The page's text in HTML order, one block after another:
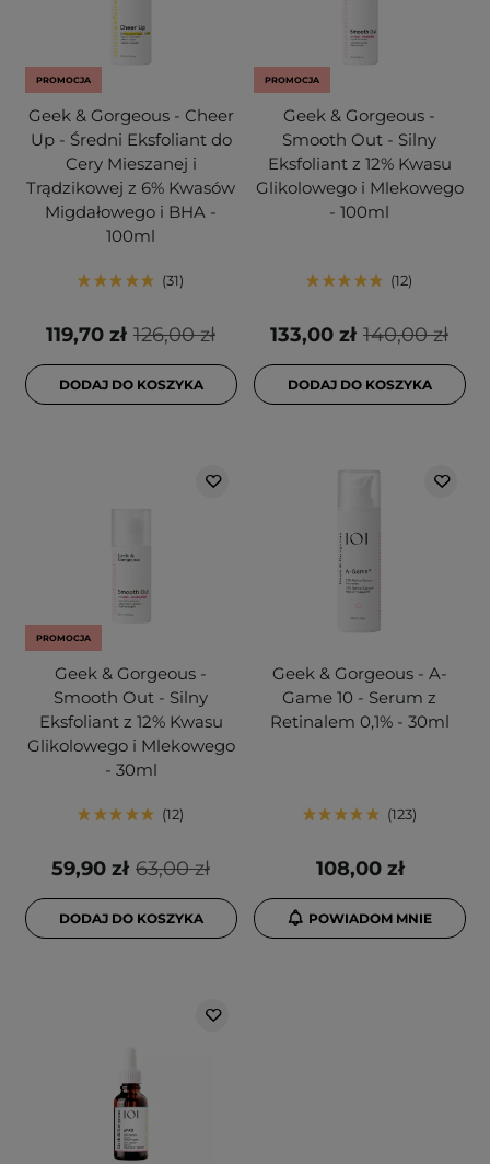
PROMOCJA
Geek & Gorgeous - Cheer
Up - Średni Eksfoliant do
Cery Mieszanej i
Trądzikowej z 6% Kwasów
Migdałowego i BHA -
100ml
31
126,00 zł
119,70 zł
DODAJ DO KOSZYKA
PROMOCJA
Geek & Gorgeous -
Smooth Out - Silny
Eksfoliant z 12% Kwasu
Glikolowego i Mlekowego
- 100ml
12
140,00 zł
133,00 zł
DODAJ DO KOSZYKA
PROMOCJA
Geek & Gorgeous -
Smooth Out - Silny
Eksfoliant z 12% Kwasu
Glikolowego i Mlekowego
- 30ml
12
63,00 zł
59,90 zł
DODAJ DO KOSZYKA
Geek & Gorgeous - A-
Game 10 - Serum z
Retinalem 0,1% - 30ml
123
108,00 zł
POWIADOM MNIE